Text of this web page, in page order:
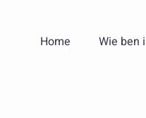
Home Wie ben